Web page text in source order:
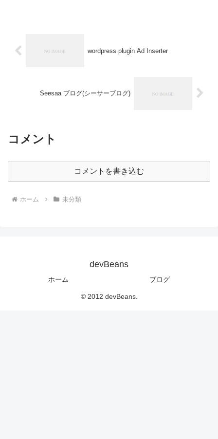
wordpress plugin Ad Inserter
Seesaa ブログ(シーサーブログ)
コメント
コメントを書き込む
ホーム 未分類
devBeans
ホーム ブログ
© 2012 devBeans.